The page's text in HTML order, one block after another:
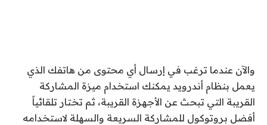
والآن عندما ترغب في إرسال أي محتوى من هاتفك الذي
يعمل بنظام أندرويد يمكنك استخدام ميزة المشاركة
القريبة التي تبحث عن الأجهزة القريبة، ثم تختار تلقائياً
أفضل بروتوكول للمشاركة السريعة والسهلة لاستخدامه